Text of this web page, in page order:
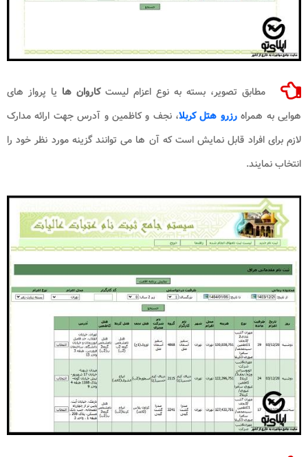
مطابق تصویر، بسته به نوع اعزام لیستکاروان ها یا پرواز های
هوایی به همراهرزرو هتل کربلا، نجف و کاظمین و آدرس جهت ارائه مدارک
لازم برای افراد قابل نمایش است که آن ها می توانند گزینه مورد نظر خود را
انتخاب نمایند.